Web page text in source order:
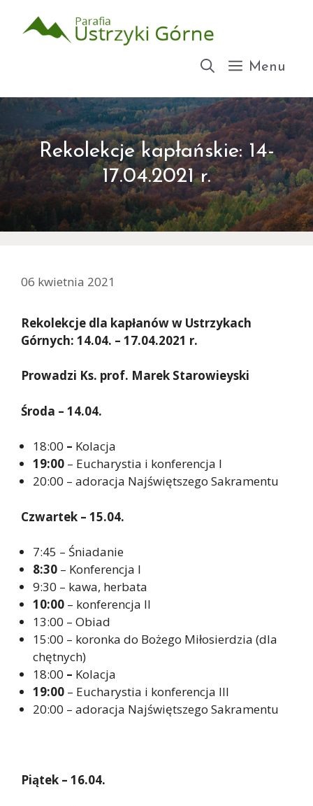
Menu
Rekolekcje kapłańskie: 14-
17.04.2021 r.
06 kwietnia 2021
Rekolekcje dla kapłanów w Ustrzykach
Górnych: 14.04. – 17.04.2021 r.
Prowadzi Ks. prof. Marek Starowieyski
Środa – 14.04.
18:00 – Kolacja
19:00 – Eucharystia i konferencja I
20:00 – adoracja Najświętszego Sakramentu
Czwartek – 15.04.
7:45 – Śniadanie
8:30 – Konferencja I
9:30 – kawa, herbata
10:00 – konferencja II
13:00 – Obiad
15:00 – koronka do Bożego Miłosierdzia (dla
chętnych)
18:00 – Kolacja
19:00 – Eucharystia i konferencja III
20:00 – adoracja Najświętszego Sakramentu
Piątek – 16.04.